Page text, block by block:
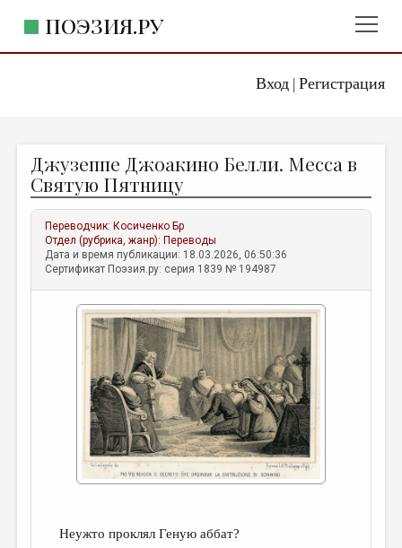
Вход| Регистрация
ПОЭЗИЯ.РУ
ЖАНРЫ
АВТОРЫ
КОММЕНТАРИИ
ЛИТСАЛОН
ПРАВИЛА САЙТА
ОТДЕЛЫ И РУБРИКИ
ИЗБРАННОЕ
ДАЙДЖЕСТ
ПРОИЗВЕДЕНИЯ
Джузеппе Джоакино Белли. Месса в
Святую Пятницу
Переводчик: Косиченко Бр
Отдел (рубрика, жанр): Переводы
Дата и время публикации: 18.03.2026, 06:50:36
Сертификат Поэзия.ру: серия 1839 № 194987
Неужто проклял Геную аббат?